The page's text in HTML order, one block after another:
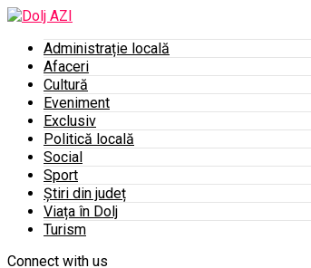
Administrație locală
Afaceri
Cultură
Eveniment
Exclusiv
Politică locală
Social
Sport
Știri din județ
Viața în Dolj
Turism
Connect with us